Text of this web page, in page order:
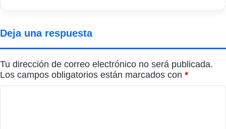
Deja una respuesta
Tu dirección de correo electrónico no será publicada.
Los campos obligatorios están marcados con *